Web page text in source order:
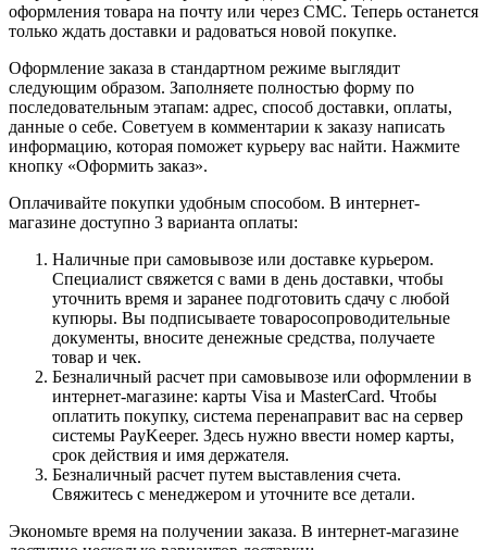
оформления товара на почту или через СМС. Теперь останется
только ждать доставки и радоваться новой покупке.
Оформление заказа в стандартном режиме выглядит
следующим образом. Заполняете полностью форму по
последовательным этапам: адрес, способ доставки, оплаты,
данные о себе. Советуем в комментарии к заказу написать
информацию, которая поможет курьеру вас найти. Нажмите
кнопку «Оформить заказ».
Оплачивайте покупки удобным способом. В интернет-
магазине доступно 3 варианта оплаты:
Наличные при самовывозе или доставке курьером.
Специалист свяжется с вами в день доставки, чтобы
уточнить время и заранее подготовить сдачу с любой
купюры. Вы подписываете товаросопроводительные
документы, вносите денежные средства, получаете
товар и чек.
Безналичный расчет при самовывозе или оформлении в
интернет-магазине: карты Visa и MasterCard. Чтобы
оплатить покупку, система перенаправит вас на сервер
системы PayKeeper. Здесь нужно ввести номер карты,
срок действия и имя держателя.
Безналичный расчет путем выставления счета.
Свяжитесь с менеджером и уточните все детали.
Экономьте время на получении заказа. В интернет-магазине